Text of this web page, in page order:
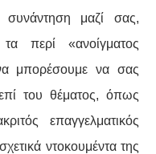
μαζί σας,
περί «ανοίγματος
μπορέσουμε να σας
του θέματος, όπως
επαγγελματικός
ντοκουμέντα της